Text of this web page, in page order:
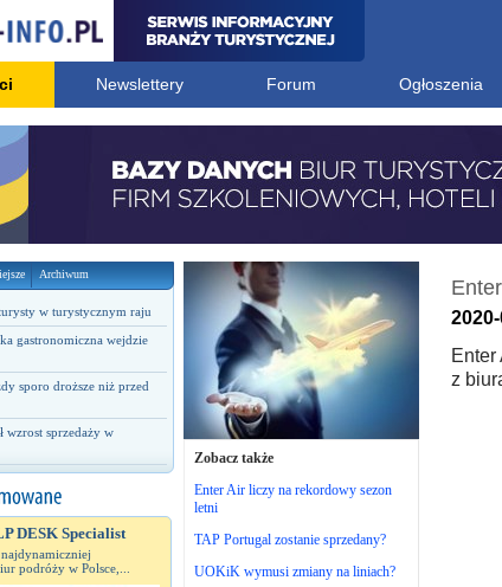
Newslettery Forum Ogłoszenia
Archiwum
w turystycznym raju
gastronomiczna wejdzie
sporo droższe niż przed
wzrost sprzedaży w
DESK Specialist
podróży w Polsce,...
Zobacz także
Enter Air liczy na rekordowy sezon
letni
TAP Portugal zostanie sprzedany?
UOKiK wymusi zmiany na liniach?
Enter
z